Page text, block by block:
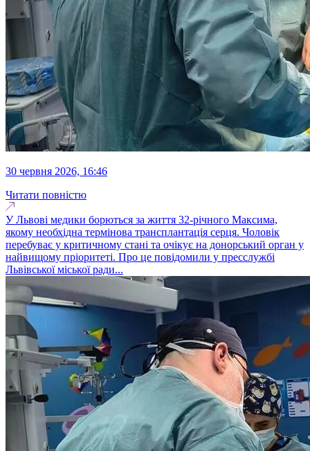
30 червня 2026, 16:46
Читати повністю
У Львові медики борються за життя 32-річного Максима,
якому необхідна термінова трансплантація серця. Чоловік
перебуває у критичному стані та очікує на донорський орган у
найвищому пріоритеті. Про це повідомили у пресслужбі
Львівської міської ради...